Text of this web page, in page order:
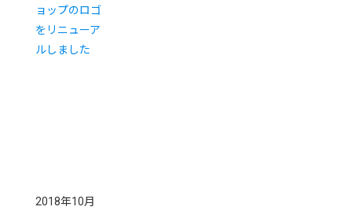
ョップのロゴ
をリニューア
ルしました
2018年10月